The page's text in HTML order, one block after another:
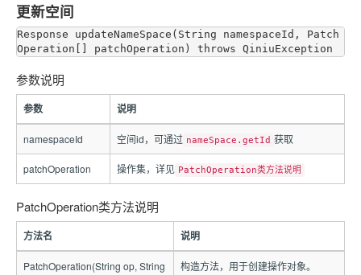
更新空间
Response updateNameSpace(String namespaceId, Patch
参数说明
参数 说明
namespaceId 空间id，可通过 nameSpace.getId 获取
patchOperation 操作集，详见 PatchOperation类方法说明
PatchOperation类方法说明
方法名 说明
PatchOperation(String op, String
构造方法，用于创建操作对象。